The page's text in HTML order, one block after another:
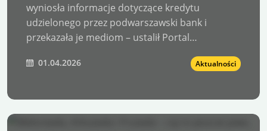
wyniosła informacje dotyczące kredytu
udzielonego przez podwarszawski bank i
przekazała je mediom – ustalił Portal…
01.04.2026 Aktualności